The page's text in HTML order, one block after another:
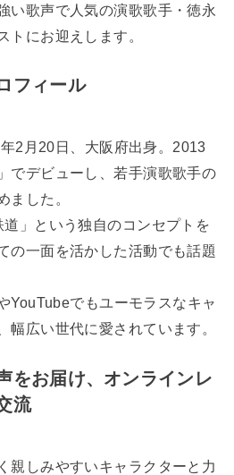
い歌声で人気の演歌歌手・徳永
トにお迎えします。
フィール
2月20日、大阪府出身。2013
でデビューし、若手演歌歌手の
ました。
」という独自のコンセプトを
の一面を活かした活動でも話題
YouTubeでもユーモラスなキャ
幅広い世代に愛されています。
をお届け、オンラインレ
流
親しみやすいキャラクターと力